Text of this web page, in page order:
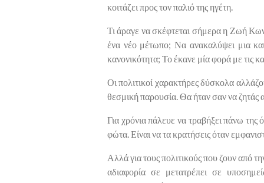
κοιτάζει προς τον παλιό της ηγέτη.
Τι άραγε να σκέφτεται σήμερα η Ζωή
ένα νέο μέτωπο; Να ανακαλύψει μια
κανονικότητα; Το έκανε μία φορά με τις
Οι πολιτικοί χαρακτήρες δύσκολα
θεσμική παρουσία. Θα ήταν σαν να ζητάς
Για χρόνια πάλευε να τραβήξει πάνω της
φώτα. Είναι να τα κρατήσεις όταν
Αλλά για τους πολιτικούς που ζουν από
αδιαφορία σε μετατρέπει σε